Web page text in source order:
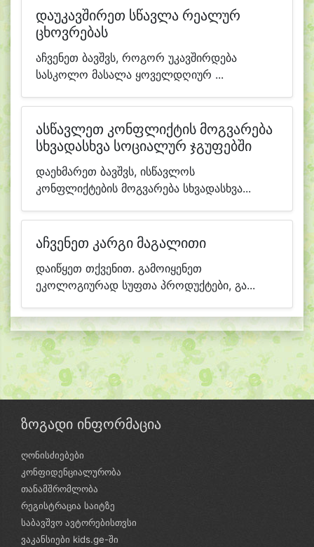
დაუკავშირეთ სწავლა რეალურ
ცხოვრებას
აჩვენეთ ბავშვს, როგორ უკავშირდება
სასკოლო მასალა ყოველდღიურ ...
ასწავლეთ კონფლიქტის მოგვარება
სხვადასხვა სოციალურ ჯგუფებში
დაეხმარეთ ბავშვს, ისწავლოს
კონფლიქტების მოგვარება სხვადასხვა...
აჩვენეთ კარგი მაგალითი
დაიწყეთ თქვენით. გამოიყენეთ
ეკოლოგიურად სუფთა პროდუქტები, გა...
ზოგადი ინფორმაცია
ღონისძიებები
კონფიდენციალურობა
თანამშრომლობა
რეგისტრაცია საიტზე
საბავშვო ავტორებისთვსი
ვაკანსიები kids.ge-ში